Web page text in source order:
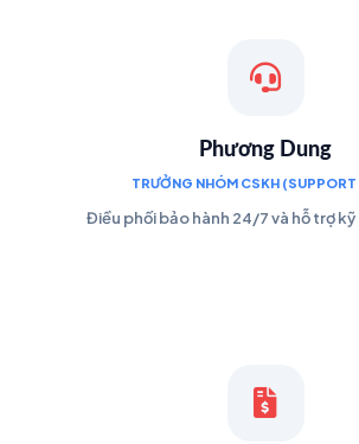
Phương Dung
TRƯỞNG NHÓM CSKH (SUPPORT
Điều phối bảo hành 24/7 và hỗ trợ